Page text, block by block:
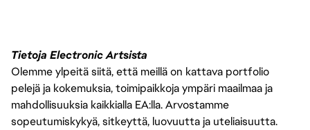
Tietoja Electronic Artsista
Olemme ylpeitä siitä, että meillä on kattava portfolio
pelejä ja kokemuksia, toimipaikkoja ympäri maailmaa ja
mahdollisuuksia kaikkialla EA:lla. Arvostamme
sopeutumiskykyä, sitkeyttä, luovuutta ja uteliaisuutta.